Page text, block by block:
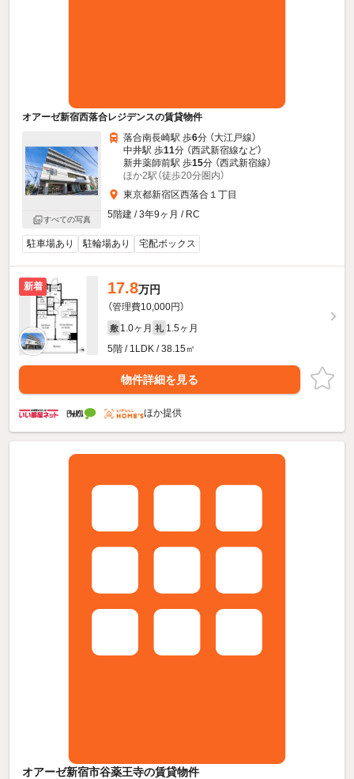
オアーゼ新宿西落合レジデンスの賃貸物件
すべての写真
落合南長崎駅 歩6分 （大江戸線）
中井駅 歩11分 （西武新宿線など）
新井薬師前駅 歩15分 （西武新宿線）
ほか2駅（徒歩20分圏内）
東京都新宿区西落合１丁目
5階建 / 3年9ヶ月 / RC
駐車場あり 駐輪場あり 宅配ボックス
新着 17.8万円
（管理費10,000円）
敷 1.0ヶ月 礼 1.5ヶ月
5階 / 1LDK / 38.15㎡
物件詳細を見る
ほか提供
オアーゼ新宿市谷薬王寺の賃貸物件